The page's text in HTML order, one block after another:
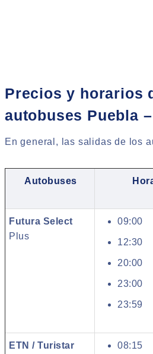
Precios y horarios
autobuses Puebla
En general, las salidas de los
Autobuses
Futura Select
Plus
09:00
12:30
20:00
23:00
23:59
ETN / Turistar
08:15